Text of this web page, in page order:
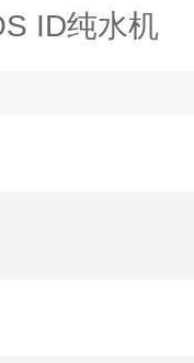
ID纯水机